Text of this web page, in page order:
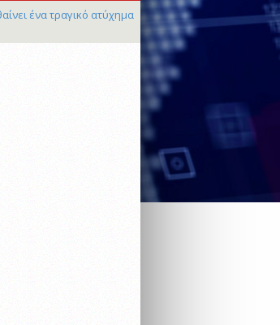
ένα τραγικό ατύχημα